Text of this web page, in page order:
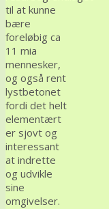
til at kunne
bære
foreløbig ca
11 mia
mennesker,
og også rent
lystbetonet
fordi det helt
elementært
er sjovt og
interessant
at indrette
og udvikle
sine
omgivelser.